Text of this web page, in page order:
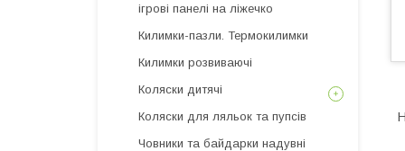
ігрові панелі на ліжечко
Килимки-пазли. Термокилимки
Килимки розвиваючі
Коляски дитячі
Коляски для ляльок та пупсів
Човники та байдарки надувні